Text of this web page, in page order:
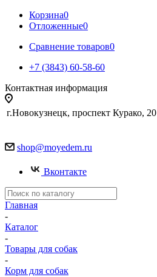
Корзина0
Отложенные0
Сравнение товаров0
+7 (3843) 60-58-60
Контактная информация
г.Новокузнецк, проспект Курако, 20
shop@moyedem.ru
Вконтакте
Главная
-
Каталог
-
Товары для собак
-
Корм для собак